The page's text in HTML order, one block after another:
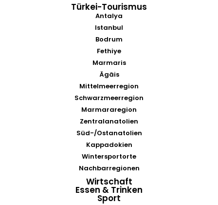
Türkei-Tourismus
Antalya
Istanbul
Bodrum
Fethiye
Marmaris
Ägäis
Mittelmeerregion
Schwarzmeerregion
Marmararegion
Zentralanatolien
Süd-/Ostanatolien
Kappadokien
Wintersportorte
Nachbarregionen
Wirtschaft
Essen & Trinken
Sport